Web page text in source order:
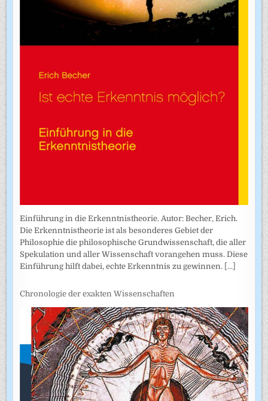
Einführung in die Erkenntnistheorie. Autor: Becher, Erich.
Die Erkenntnistheorie ist als besonderes Gebiet der
Philosophie die philosophische Grundwissenschaft, die aller
Spekulation und aller Wissenschaft vorangehen muss. Diese
Einführung hilft dabei, echte Erkenntnis zu gewinnen. [...]
Chronologie der exakten Wissenschaften